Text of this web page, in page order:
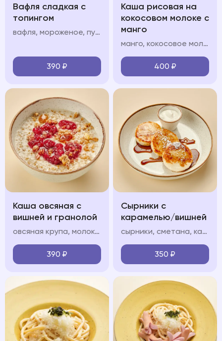
Вафля сладкая с
топингом
вафля, мороженое, пудра, топинг: шоколад/карамель/клубника/вишня/манго
390 ₽
Каша рисовая на
кокосовом молоке с
манго
манго, кокосовое молоко, кокосовые лепестки
400 ₽
Каша овсяная с
вишней и гранолой
овсяная крупа, молоко, гранола, вишневый конфитюр
390 ₽
Сырники с
карамелью/вишней
сырники, сметана, карамель/вишневый конфитюр (на выбор), сахарная пудра
350 ₽